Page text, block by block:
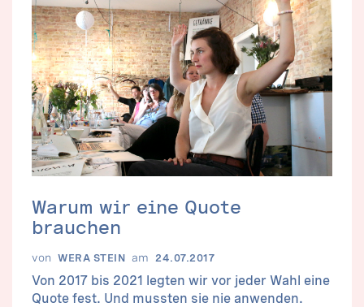
Warum wir eine Quote
brauchen
von WERA STEIN am 24.07.2017
Von 2017 bis 2021 legten wir vor jeder Wahl eine
Quote fest. Und mussten sie nie anwenden.